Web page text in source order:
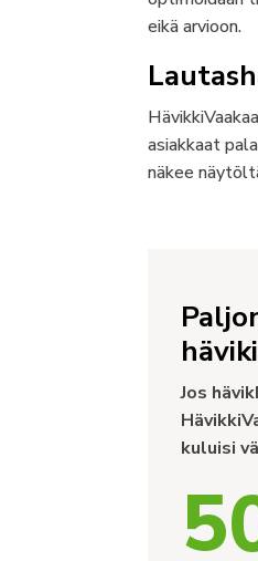
eikä arvioon.
asiakkaat
näkee
Jos
kuluisi